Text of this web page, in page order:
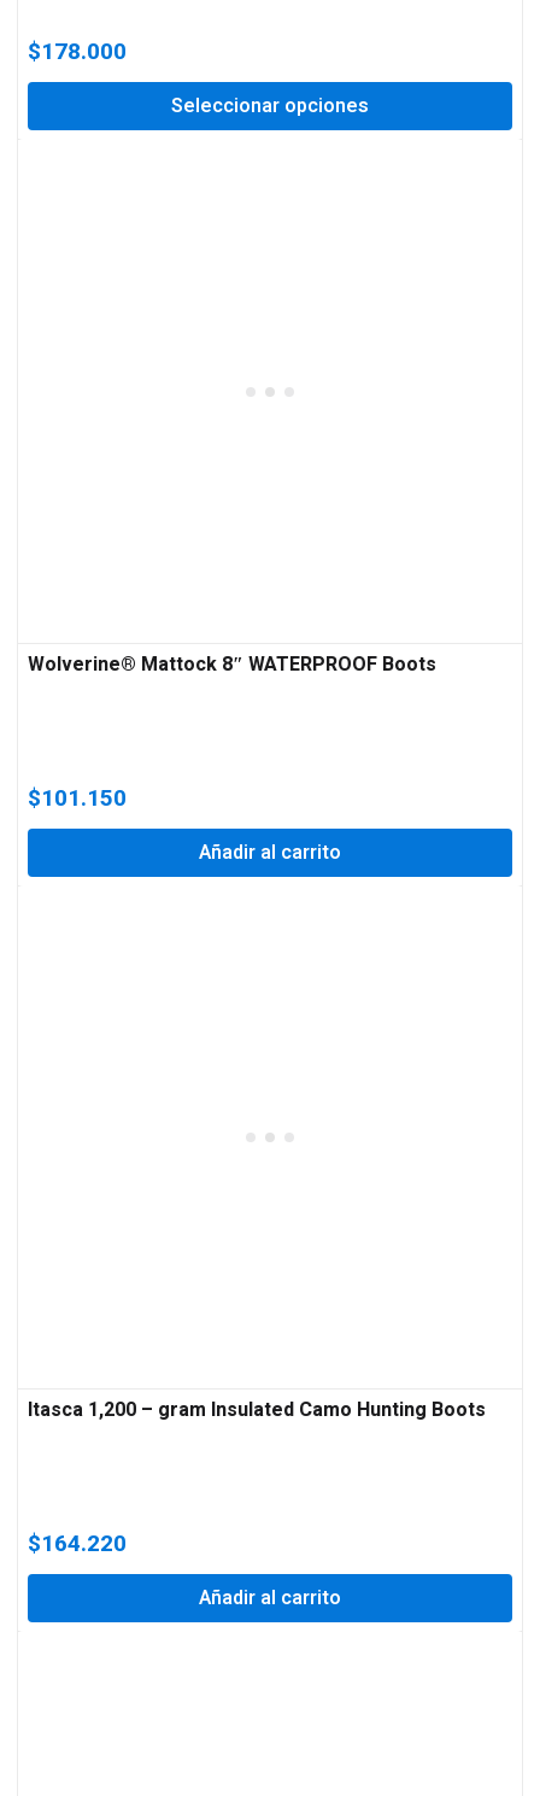
$178.000
Seleccionar opciones
Wolverine® Mattock 8″ WATERPROOF Boots
$101.150
Añadir al carrito
Itasca 1,200 – gram Insulated Camo Hunting Boots
$164.220
Añadir al carrito